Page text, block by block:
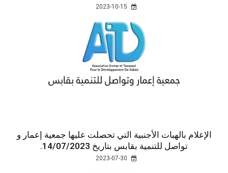
الإعلام بالهبات الأجنبية التي تحصلت عليها جمعية إعمار و
تواصل للتنمية بقابس بتاريخ 14/07/2023.